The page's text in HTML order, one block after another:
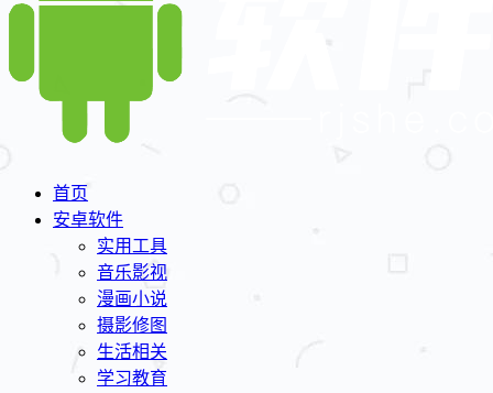
首页
安卓软件
实用工具
音乐影视
漫画小说
摄影修图
生活相关
学习教育